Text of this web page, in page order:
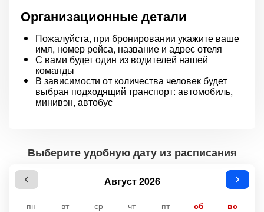
Организационные детали
Пожалуйста, при бронировании укажите ваше
имя, номер рейса, название и адрес отеля
С вами будет один из водителей нашей
команды
В зависимости от количества человек будет
выбран подходящий транспорт: автомобиль,
минивэн, автобус
Выберите удобную дату из расписания
Август 2026
пн вт ср чт пт сб вс